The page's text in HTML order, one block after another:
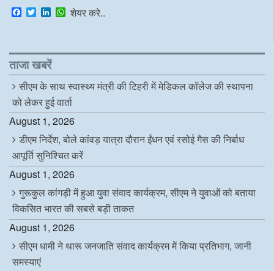
F
a
b
o
o
k
T
w
t
e
r
L
e
d
I
n
W
s
p
शेयर करे..
ताजा खबरें
सीएम के साथ स्वास्थ्य मंत्री की टिहरी में मेडिकल कॉलेज की स्थापना
को लेकर हुई वार्ता
August 1, 2026
डीएम निर्देश, बोले कांवड़ यात्रा दौरान ईंधन एवं रसोई गैस की निर्बाध
आपूर्ति सुनिश्चित करें
August 1, 2026
गुरूकुल कांगड़ी में हुआ युवा संवाद कार्यक्रम, सीएम ने युवाओं को बताया
विकसित भारत की सबसे बड़ी ताकत
August 1, 2026
सीएम धामी ने थारू जनजाति संवाद कार्यक्रम में किया प्रतिभाग, जानी
समस्याएं